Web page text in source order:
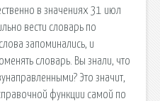
в значениях 31 июл
вести словарь по
запоминались, и
словарь. Вы знали, что
Это значит,
функции самой по